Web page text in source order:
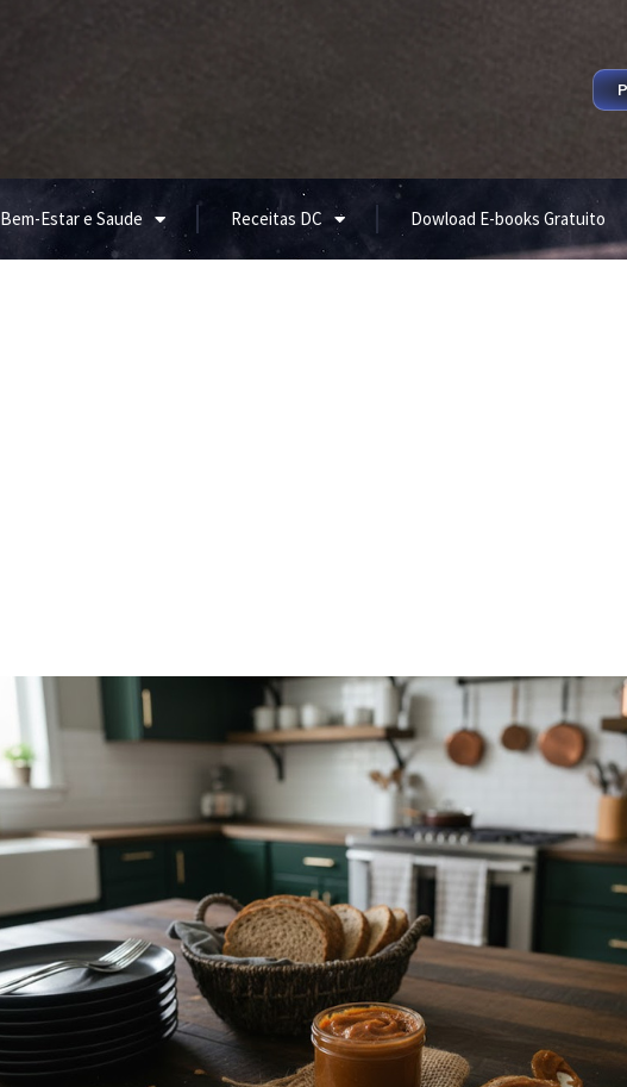
Bem-Estar e Saude Receitas DC Dowload E-books Gratuito